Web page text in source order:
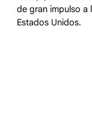
de gran impulso a
Estados Unidos.